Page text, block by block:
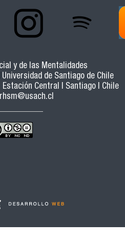
y de las Mentalidades
de Santiago de Chile
Estación Central | Santiago | Chile